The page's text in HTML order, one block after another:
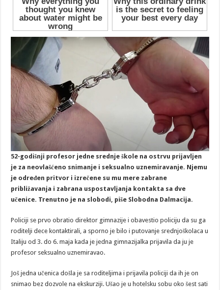
52-godišnji profesor jedne srednje škole na ostrvu prijavljen
je za neovlašćeno snimanje i seksualno uznemiravanje. Njemu
je određen pritvor i izrečene su mu mere zabrane
približavanja i zabrana uspostavljanja kontakta sa dve
učenice. Trenutno je na slobodi, piše Slobodna Dalmacija.
Policiji se prvo obratio direktor gimnazije i obavestio policiju da su ga
roditelji dece kontaktirali, a sporno je bilo i putovanje srednjoškolaca u
Italiju od 3. do 6. maja kada je jedna gimnazijalka prijavila da ju je
profesor seksualno uznemiravao.
Još jedna učenica došla je sa roditeljima i prijavila policiji da ih je on
snimao bez dozvole na ekskurziji. Ušao je u hotelsku sobu oko šest sati